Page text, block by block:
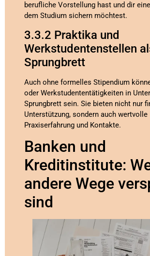
berufliche Vorstellung hast und dir
dem Studium sichern möchtest.
3.3.2 Praktika und
Werkstudentenstellen
Sprungbrett
Auch ohne formelles Stipendium
oder Werkstudententätigkeiten in
Sprungbrett sein. Sie bieten nicht nur
Unterstützung, sondern auch wertvolle
Praxiserfahrung und Kontakte.
Banken und
Kreditinstitute:
andere Wege
sind